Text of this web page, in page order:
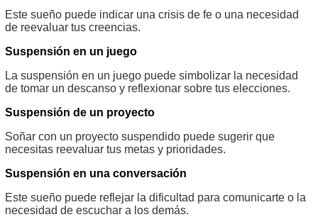
Este sueño puede indicar una crisis de fe o una necesidad
de reevaluar tus creencias.
Suspensión en un juego
La suspensión en un juego puede simbolizar la necesidad
de tomar un descanso y reflexionar sobre tus elecciones.
Suspensión de un proyecto
Soñar con un proyecto suspendido puede sugerir que
necesitas reevaluar tus metas y prioridades.
Suspensión en una conversación
Este sueño puede reflejar la dificultad para comunicarte o la
necesidad de escuchar a los demás.